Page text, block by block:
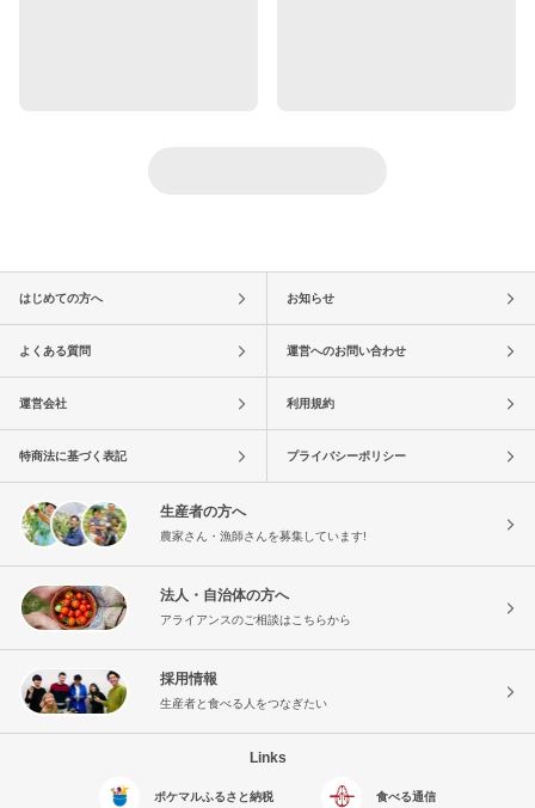
はじめての方へ お知らせ
よくある質問 運営へのお問い合わせ
運営会社 利用規約
特商法に基づく表記 プライバシーポリシー
生産者の方へ
農家さん・漁師さんを募集しています!
法人・自治体の方へ
アライアンスのご相談はこちらから
採用情報
生産者と食べる人をつなぎたい
Links
ポケマルふるさと納税 食べる通信